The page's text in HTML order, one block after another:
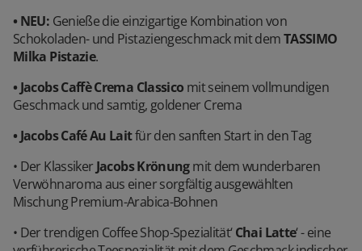
• NEU: Genieße die einzigartige Kombination von
Schokoladen- und Pistaziengeschmack mit demTASSIMO
Milka Pistazie.
• Jacobs Caffè Crema Classico mit seinem vollmundigen
Geschmack und samtig, goldener Crema
• Jacobs Café Au Laitfür den sanften Start in den Tag
• Der Klassiker Jacobs Krönungmit dem wunderbaren
Verwöhnaroma aus einer sorgfältig ausgewählten
Mischung Premium-Arabica-Bohnen
• Der trendigen Coffee Shop-Spezialität‘Chai Latte‘ - eine